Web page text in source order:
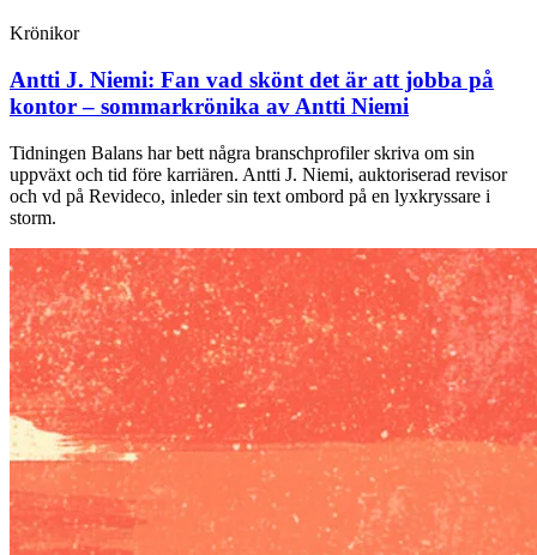
Krönikor
Antti J. Niemi: Fan vad skönt det är att jobba på
kontor – sommarkrönika av Antti Niemi
Tidningen Balans har bett några branschprofiler skriva om sin
uppväxt och tid före karriären. Antti J. Niemi, auktoriserad revisor
och vd på Revideco, inleder sin text ombord på en lyxkryssare i
storm.